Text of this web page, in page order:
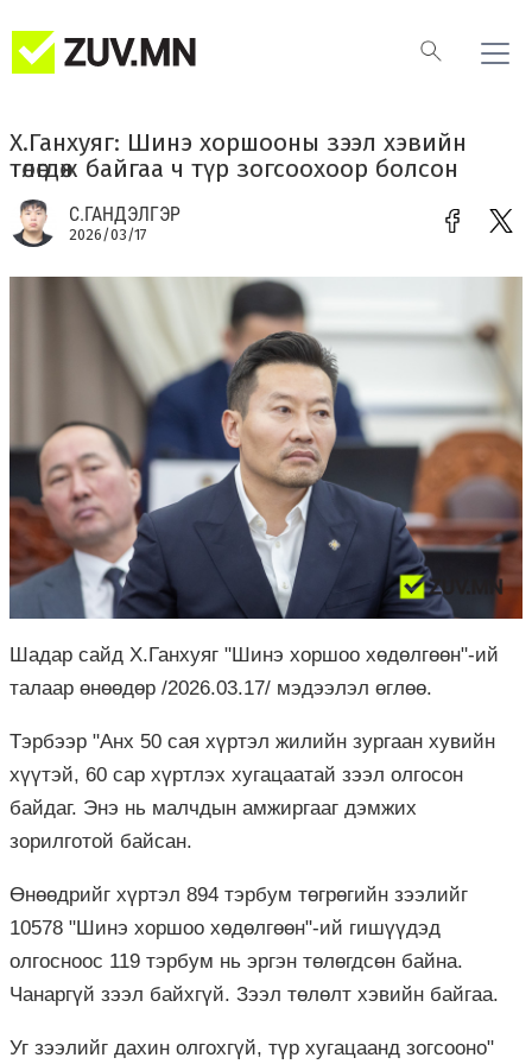
Х.Ганхуяг: Шинэ хоршооны зээл хэвийн
төлөгдөж байгаа ч түр зогсоохоор болсон
С.ГАНДЭЛГЭР
2026/03/17
Шадар сайд Х.Ганхуяг "Шинэ хоршоо хөдөлгөөн"-ий
талаар өнөөдөр /2026.03.17/ мэдээлэл өглөө.
Тэрбээр "Анх 50 сая хүртэл жилийн зургаан хувийн
хүүтэй, 60 сар хүртлэх хугацаатай зээл олгосон
байдаг. Энэ нь малчдын амжиргааг дэмжих
зорилготой байсан.
Өнөөдрийг хүртэл 894 тэрбум төгрөгийн зээлийг
10578 "Шинэ хоршоо хөдөлгөөн"-ий гишүүдэд
олгосноос 119 тэрбум нь эргэн төлөгдсөн байна.
Чанаргүй зээл байхгүй. Зээл төлөлт хэвийн байгаа.
Уг зээлийг дахин олгохгүй, түр хугацаанд зогсооно"